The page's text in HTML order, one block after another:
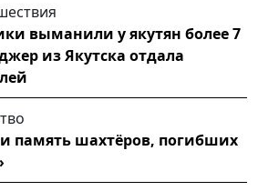
выманили у якутян более 7
из Якутска отдала
память шахтёров, погибших